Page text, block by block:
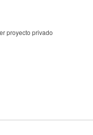
proyecto privado